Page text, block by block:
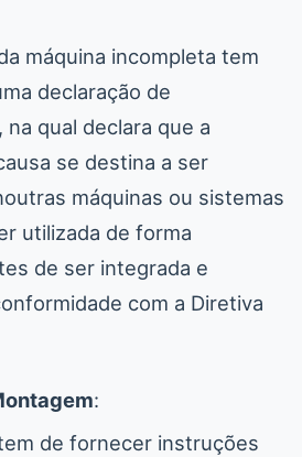
máquina incompleta tem
declaração de
na qual declara que a
se destina a ser
máquinas ou sistemas
utilizada de forma
de ser integrada e
com a Diretiva
:
de fornecer instruções